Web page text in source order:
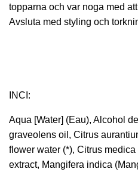
topparna och var noga med
Avsluta med styling och
INCI:
Aqua [Water] (Eau), Alcohol
graveolens oil, Citrus
flower water (*), Citrus
extract, Mangifera indica